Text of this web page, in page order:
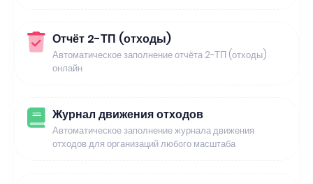
Отчёт 2-ТП (отходы)
Автоматическое заполнение отчёта 2-ТП (отходы)
онлайн
Журнал движения отходов
Автоматическое заполнение журнала движения
отходов для организаций любого масштаба